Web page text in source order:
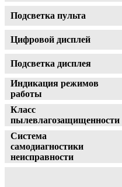
Подсветка пульта
Цифровой дисплей
Подсветка дисплея
Индикация режимов
работы
Класс
пылевлагозащищенности
Система
самодиагностики
неисправности